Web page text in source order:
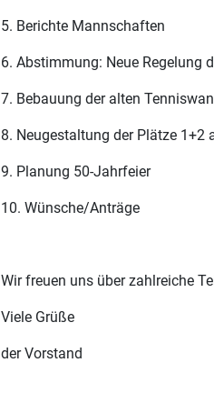
5. Berichte Mannschaften
6. Abstimmung: Neue Regelung
7. Bebauung der alten
8. Neugestaltung der Plätze
9. Planung 50-Jahrfeier
10. Wünsche/Anträge
Wir freuen uns über zahlreiche
Viele Grüße
der Vorstand